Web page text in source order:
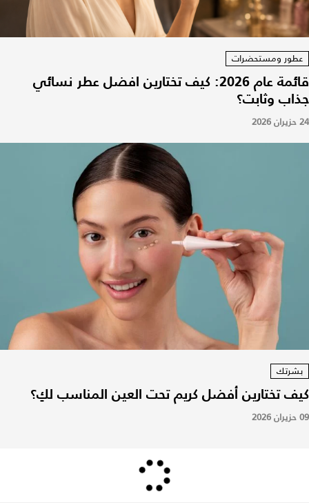
عطور ومستحضرات
قائمة عام 2026: كيف تختارين افضل عطر نسائي
جذاب وثابت؟
24 حزيران 2026
بشرتك
كيف تختارين أفضل كريم تحت العين المناسب لكِ؟
09 حزيران 2026